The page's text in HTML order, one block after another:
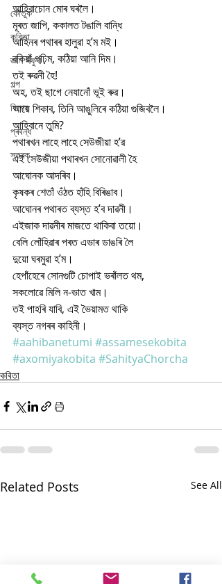
কৌতুক
কবিতা
জ্ঞান সঁফুৰা
গল্প
বিশেষ
প্ৰবন্ধ
স্তৱক
আহিবাচোন মোৰ ঘৰলৈ।
মূৰত জাপি, ককালত টঙালি বান্ধি
আহিনৰ পথাৰৰ হালুৱা হ’ম মই।
বকিয়াঁ গঢ়িম, কঠিয়া আনি দিম।
তই ৰুৱনী হৈ!
অহ, তই ছাগে নেযানোঁ ভূই ৰুৱ।
আয়ে শিকাব, তিনি আঙুলিৰে কঠিয়া গুজিবলৈ।
আহিবানে তুমি?
পথাৰখন লাহে লাহে সেউজীয়া হ’ৱ
এই সেউজীয়া পথাৰখন সোনোৱালী হৈ
আঘোনক আদৰিব।
কৃষকৰ শেতাঁ ওঁঠত হাঁহি বিৰিঙাব।
আঘোনৰ পথাৰত ব্যস্ত হ’ব দাৱনী।
এইজাক দাৱনীৰ মাজতে থাকিবা তয়ো।
বেলি লোঁহিৱাৰ পৰত এভাৰ ডাঙৰি লৈ
দুয়ো ঘৰমুৱা হ’ম।
হেপাঁহেৰে সোনগুটি চোপাই ভৰাঁলত থম,
সকলোৱে মিলি ন-ভাত খাম।
তই পাহৰি যাবি, এই ভৈয়ামত থাকি
ব্যস্ত নগৰৰ কাহিনী।
#aahibanetumi #assamesekobita
#axomiyakobita #SahityaChorcha
কবিতা
Related Posts See All